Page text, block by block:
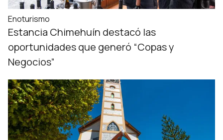
Enoturismo
Estancia Chimehuín destacó las
oportunidades que generó “Copas y
Negocios”